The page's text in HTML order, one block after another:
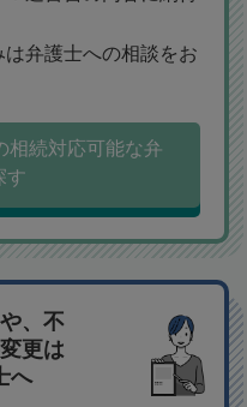
弁護士への相談をお
相続対応可能な弁
す
、不
更は
へ